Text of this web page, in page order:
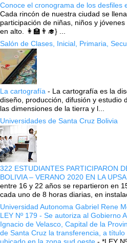
Conoce el cronograma de los
Cada rincón de nuestra ciudad se
participación de niñas, niños y
en alto. 👩‍🏫👨‍🎓} ...
Salón de Clases, Inicial, Primaria,
La cartografía - La cartografía es la
diseño, producción, difusión y estudio
las dimensiones de la tierra y l...
Universidades de Santa Cruz Bolivia
322 ESTUDIANTES PARTICIPARON
BOLIVIA – VERANO 2020 EN LA UPSA
entre 16 y 22 años se repartieron en
cada uno de 8 horas diarias, en
Universidad Autonoma Gabriel Rene
LEY Nº 179 - Se autoriza al Gobierno
Ignacio de Velasco, Capital de la
de Santa Cruz la transferencia, a